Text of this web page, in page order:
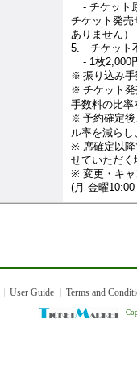
- チケット
チケット発売
ありません）
5. チケット
- 1枚2,000
※ 振り込み
※ チケット
手数料の比率
※ 予約確定
ル率を減ら
※ 席確定以
せていただく
※ 変更・キ
(月 -金曜
User Guide Terms and